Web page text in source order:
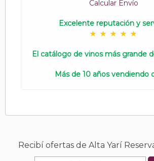
Calcular Envío
Excelente reputación y
El catálogo de vinos más grande
Más de 10 años vendiendo
Recibí ofertas de Alta Yarí